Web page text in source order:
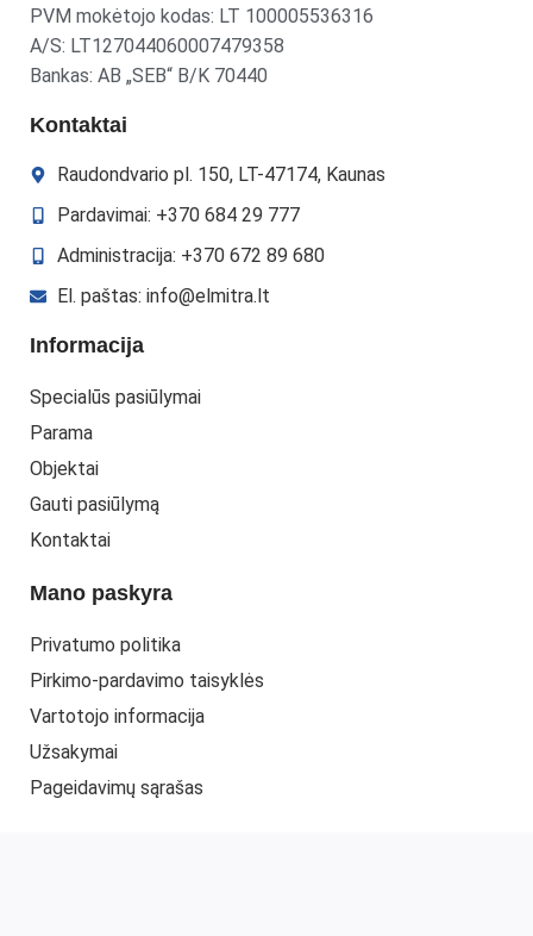
PVM mokėtojo kodas: LT 100005536316
A/S: LT127044060007479358
Bankas: AB „SEB“ B/K 70440
Kontaktai
Raudondvario pl. 150, LT-47174, Kaunas
Pardavimai: +370 684 29 777
Administracija: +370 672 89 680
El. paštas: info@elmitra.lt
Informacija
Specialūs pasiūlymai
Parama
Objektai
Gauti pasiūlymą
Kontaktai
Mano paskyra
Privatumo politika
Pirkimo-pardavimo taisyklės
Vartotojo informacija
Užsakymai
Pageidavimų sąrašas